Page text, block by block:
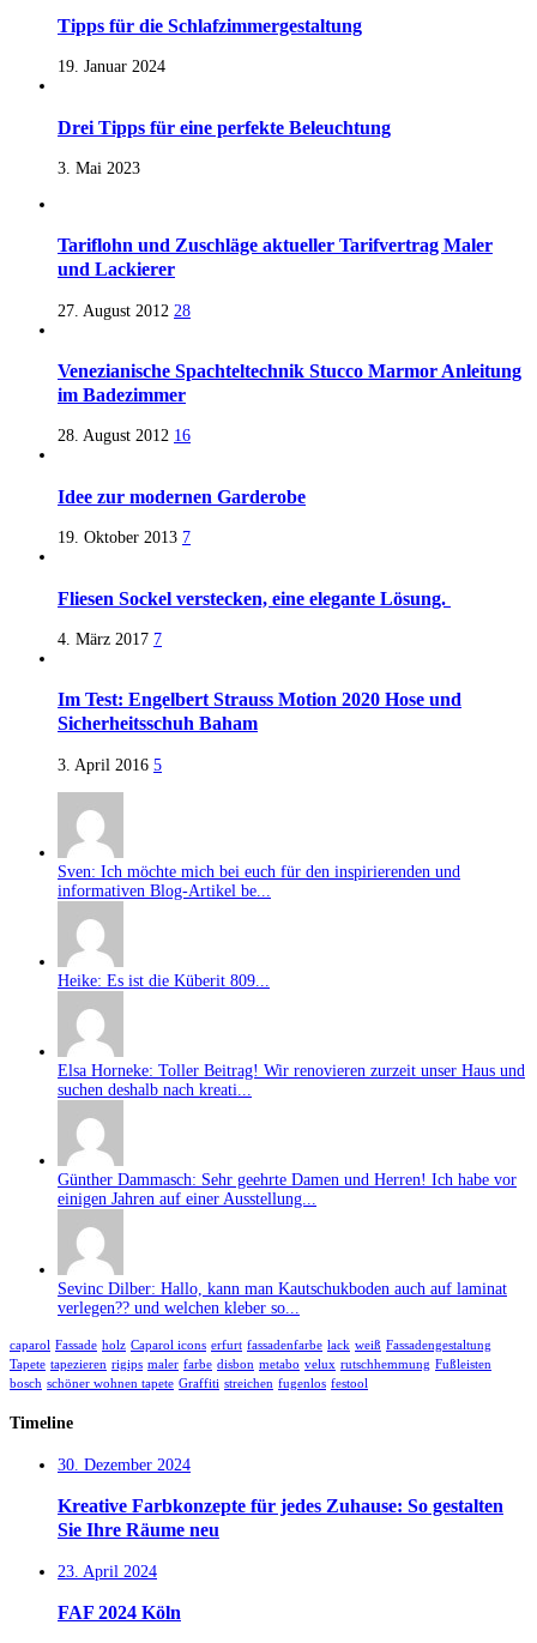
Tipps für die Schlafzimmergestaltung
19. Januar 2024
Drei Tipps für eine perfekte Beleuchtung
3. Mai 2023
Tariflohn und Zuschläge aktueller Tarifvertrag Maler
und Lackierer
27. August 2012 28
Venezianische Spachteltechnik Stucco Marmor Anleitung
im Badezimmer
28. August 2012 16
Idee zur modernen Garderobe
19. Oktober 2013 7
Fliesen Sockel verstecken, eine elegante Lösung.
4. März 2017 7
Im Test: Engelbert Strauss Motion 2020 Hose und
Sicherheitsschuh Baham
3. April 2016 5
Sven: Ich möchte mich bei euch für den inspirierenden und
informativen Blog-Artikel be...
Heike: Es ist die Küberit 809...
Elsa Horneke: Toller Beitrag! Wir renovieren zurzeit unser Haus und
suchen deshalb nach kreati...
Günther Dammasch: Sehr geehrte Damen und Herren! Ich habe vor
einigen Jahren auf einer Ausstellung...
Sevinc Dilber: Hallo, kann man Kautschukboden auch auf laminat
verlegen?? und welchen kleber so...
caparol Fassade holz Caparol icons erfurt fassadenfarbe lack weiß Fassadengestaltung
Tapete tapezieren rigips maler farbe disbon metabo velux rutschhemmung Fußleisten
bosch schöner wohnen tapete Graffiti streichen fugenlos festool
Timeline
30. Dezember 2024
Kreative Farbkonzepte für jedes Zuhause: So gestalten
Sie Ihre Räume neu
23. April 2024
FAF 2024 Köln